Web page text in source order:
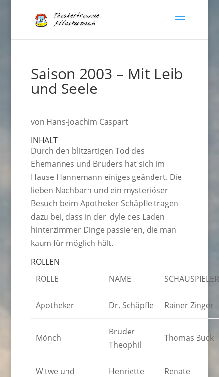
Saison 2003 – Mit Leib
und Seele
von Hans-Joachim Caspart
INHALT
Durch den blitzartigen Tod des
Ehemannes und Bruders hat sich im
Hause Hannemann einiges geändert. Die
lieben Nachbarn und ein mysteriöser
Besuch beim Apotheker Schäpfle tragen
dazu bei, dass in der Idyle des Laden
hinterzimmer Dinge passieren, die man
kaum für möglich hält.
ROLLEN
ROLLE
NAME SCHAUSPIELER
Apotheker Dr. Schäpfle Rainer Zinger
Mönch
Bruder
Theophil
Thomas Buck
Witwe und
Henriette
Renate